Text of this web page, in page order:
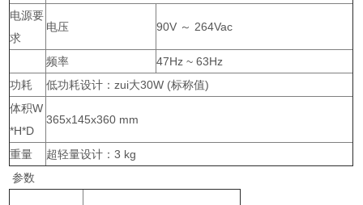
电源要
求
电压 90V ～ 264Vac
频率
47Hz ~ 63Hz
功耗
低功耗设计：zui大30W (标称值)
体积W
*H*D
365x145x360 mm
重量
超轻量设计：3 kg
参数